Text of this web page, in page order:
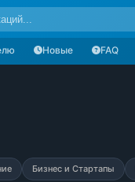
Новые FAQ
Бизнес и Стартапы